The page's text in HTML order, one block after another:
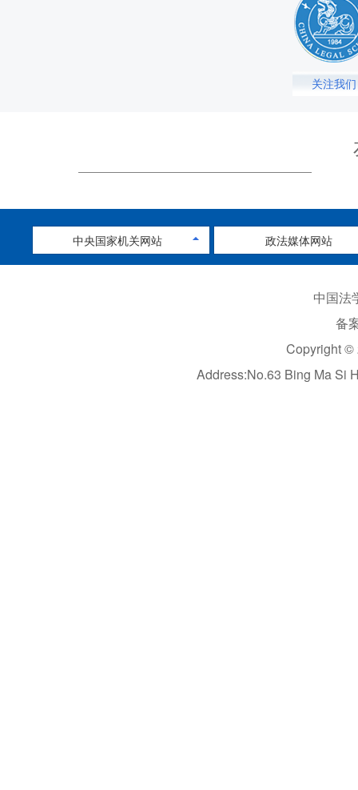
关注我们
中央国家机关网站 政法媒体网站
中国法
备
Copyright ©
Address:No.63 Bing Ma Si